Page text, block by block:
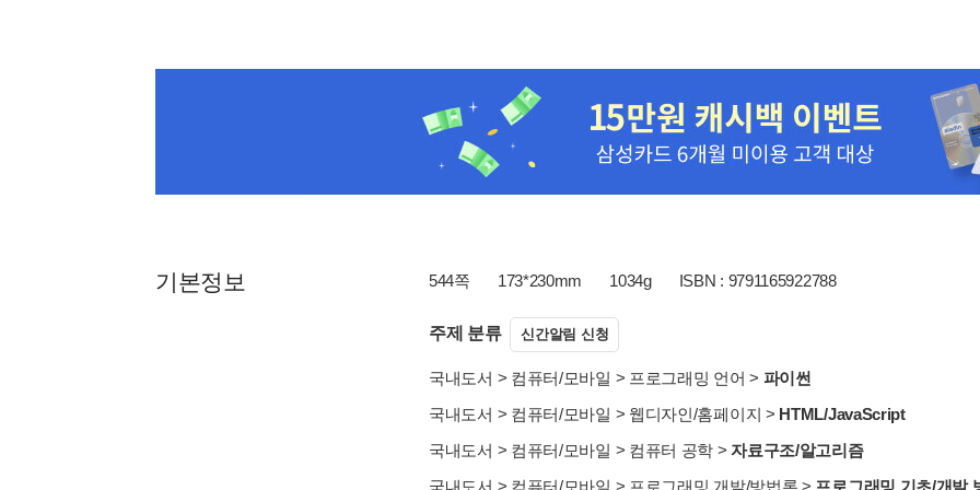
기본정보 544쪽 173*230mm 1034g ISBN : 9791165922788
주제 분류 신간알림 신청
국내도서 > 컴퓨터/모바일 > 프로그래밍 언어 > 파이썬
국내도서 > 컴퓨터/모바일 > 웹디자인/홈페이지 > HTML/JavaScript
국내도서 > 컴퓨터/모바일 > 컴퓨터 공학 >자료구조/알고리즘
국내도서 > 컴퓨터/모바일 > 프로그래밍 개발/방법론 > 프로그래밍 기초/개발